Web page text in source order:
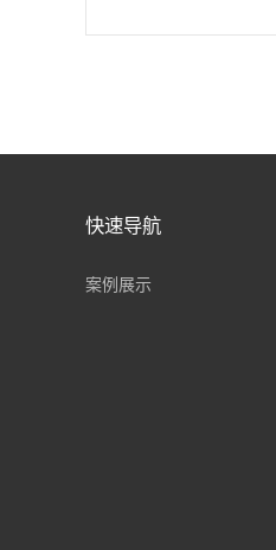
快速导航
案例展示